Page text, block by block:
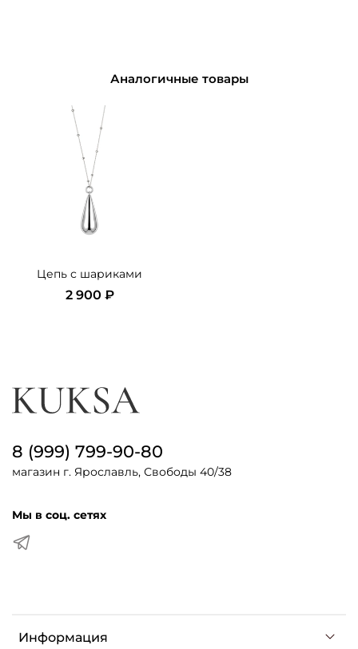
Аналогичные товары
Цепь с шариками
2 900 ₽
Информация
8 (999) 799-90-80
магазин г. Ярославль, Свободы 40/38
Мы в соц. сетях